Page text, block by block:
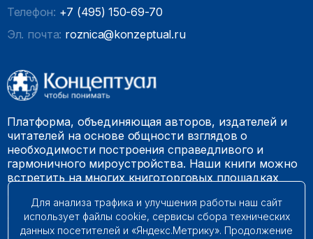
Телефон: +7 (495) 150-69-70
Эл. почта: roznica@konzeptual.ru
Платформа, объединяющая авторов, издателей и
читателей на основе общности взглядов о
необходимости построения справедливого и
гармоничного мироустройства. Наши книги можно
встретить на многих книготорговых площадках
© 2009 – 2026. Все права защищены.
Для анализа трафика и улучшения работы наш сайт
использует файлы cookie, сервисы сбора технических
данных посетителей и «Яндекс.Метрику». Продолжение